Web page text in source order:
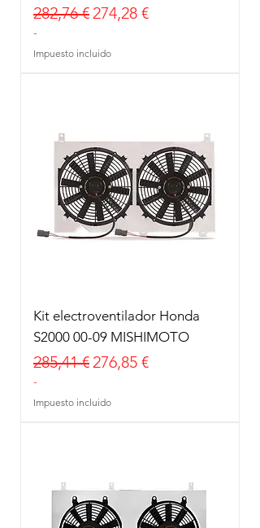
Precio
282,76 € Precio de oferta
274,28 €
-
Impuesto incluido
Kit electroventilador Honda
S2000 00-09 MISHIMOTO
Precio
285,41 € Precio de oferta
276,85 €
-
Impuesto incluido